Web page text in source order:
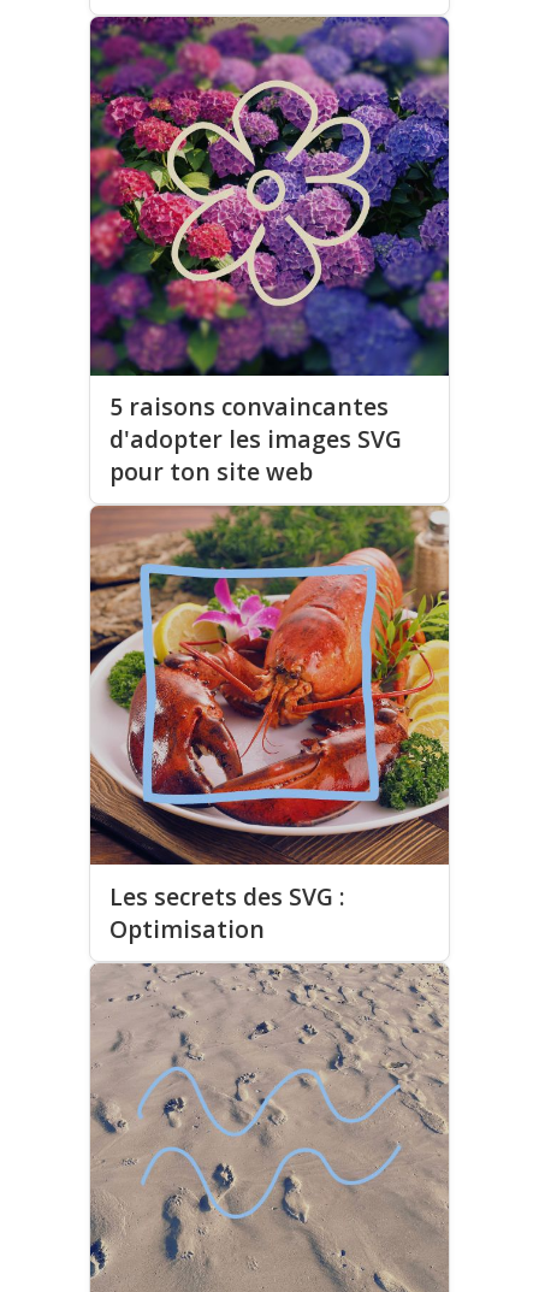
5 raisons convaincantes
d'adopter les images SVG
pour ton site web
Les secrets des SVG :
Optimisation